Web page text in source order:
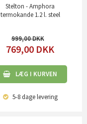
Stelton - Amphora
termokande 1.2 l. steel
999,00
769,00 DKK
LÆG I KURVEN
5-8 dagelevering